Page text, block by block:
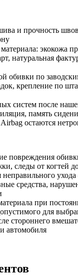
и прочность
экокожа
натуральная
обивки по
крепление по
систем после
память
остаются
повреждения
следы от когтей
неправильного
средства,
при
для
стороннего
автомобиля